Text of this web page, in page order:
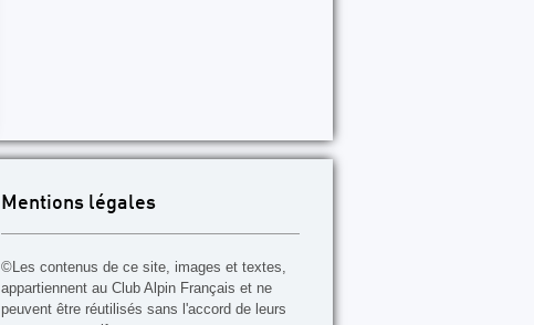
Mentions légales
©Les contenus de ce site, images et textes,
appartiennent au Club Alpin Français et ne
peuvent être réutilisés sans l'accord de leurs